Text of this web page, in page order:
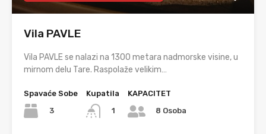
Vila PAVLE
Vila PAVLE se nalazi na 1300 metara nadmorske visine, u
mirnom delu Tare. Raspolaže velikim…
Spavaće Sobe
3
Kupatila
1
KAPACITET
8 Osoba